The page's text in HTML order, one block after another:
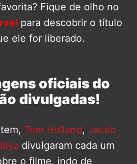
Fique de olho no
para descobrir o título
ele for liberado.
oficiais do
divulgadas!
Tom Holland, Jacob
divulgaram cada um
o filme, indo de